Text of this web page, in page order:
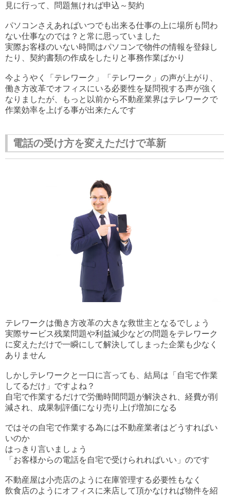
見に行って、問題無ければ申込～契約
パソコンさえあればいつでも出来る仕事の上に場所も問わ
ない仕事なのでは？と常に思っていました
実際お客様のいない時間はパソコンで物件の情報を登録し
たり、契約書類の作成をしたりと事務作業ばかり
今ようやく「テレワーク」「テレワーク」の声が上がり、
働き方改革でオフィスにいる必要性を疑問視する声が強く
なりましたが、もっと以前から不動産業界はテレワークで
作業効率を上げる事が出来たんです
電話の受け方を変えただけで革新
テレワークは働き方改革の大きな救世主となるでしょう
実際サービス残業問題や利益減少などの問題をテレワーク
に変えただけで一瞬にして解決してしまった企業も少なく
ありません
しかしテレワークと一口に言っても、結局は「自宅で作業
してるだけ」ですよね？
自宅で作業するだけで労働時間問題が解決され、経費が削
減され、成果制評価になり売り上げ増加になる
ではその自宅で作業する為には不動産業者はどうすればい
いのか
はっきり言いましょう
「お客様からの電話を自宅で受けられればいい」のです
不動産屋は小売店のように在庫管理する必要性もなく
飲食店のようにオフィスに来店して頂かなければ物件を紹